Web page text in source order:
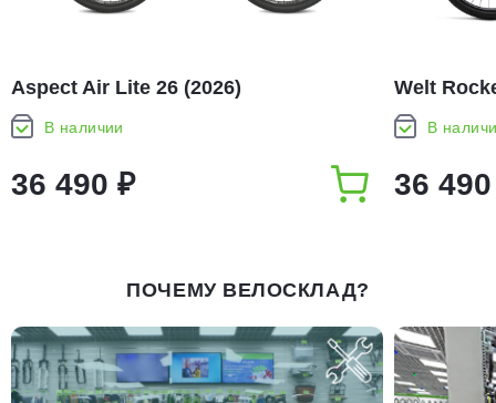
Aspect Air Lite 26 (2026)
В наличии
36 490 ₽
Welt
В
36
ПОЧЕМУ ВЕЛОСКЛАД?